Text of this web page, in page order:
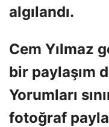
algılandı.
Cem Yılmaz
bir paylaşım
Yorumları
fotoğraf